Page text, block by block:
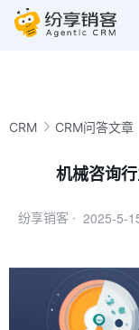
CRM CRM问答文章
机械咨询
纷享销客 · 2025-5-